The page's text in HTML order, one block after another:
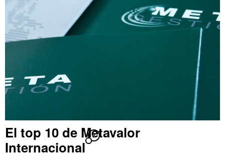
El top 10 de Metavalor
Internacional
2